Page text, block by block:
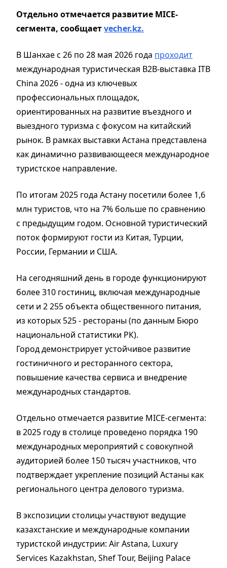
Отдельно отмечается развитие MICE-
сегмента, сообщаетvecher.kz.
В Шанхае с 26 по 28 мая 2026 года проходит
международная туристическая B2B-выставка ITB
China 2026 - одна из ключевых
профессиональных площадок,
ориентированных на развитие въездного и
выездного туризма с фокусом на китайский
рынок. В рамках выставки Астана представлена
как динамично развивающееся международное
туристское направление.
По итогам 2025 года Астану посетили более 1,6
млн туристов, что на 7% больше по сравнению
с предыдущим годом. Основной туристический
поток формируют гости из Китая, Турции,
России, Германии и США.
На сегодняшний день в городе функционируют
более 310 гостиниц, включая международные
сети и 2 255 объекта общественного питания,
из которых 525 - рестораны (по данным Бюро
национальной статистики РК).
Город демонстрирует устойчивое развитие
гостиничного и ресторанного сектора,
повышение качества сервиса и внедрение
международных стандартов.
Отдельно отмечается развитие MICE-сегмента:
в 2025 году в столице проведено порядка 190
международных мероприятий с совокупной
аудиторией более 150 тысяч участников, что
подтверждает укрепление позиций Астаны как
регионального центра делового туризма.
В экспозиции столицы участвуют ведущие
казахстанские и международные компании
туристской индустрии: Air Astana, Luxury
Services Kazakhstan, Shef Tour, Beijing Palace